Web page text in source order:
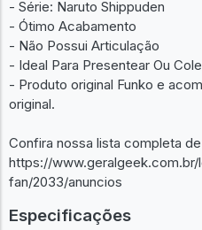
- Série: Naruto Shippuden
- Ótimo Acabamento
- Não Possui Articulação
- Ideal Para Presentear Ou
- Produto original Funko e
original.
Confira nossa lista completa
https://www.geralgeek.com.br/
fan/2033/anuncios
Especificações